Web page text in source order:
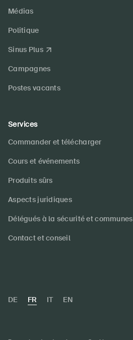
Médias
Politique
Sinus Plus
Campagnes
Postes vacants
Services
Commander et télécharger
Cours et événements
Produits sûrs
Aspects juridiques
Délégués à la sécurité et communes
Contact et conseil
DE FR IT EN